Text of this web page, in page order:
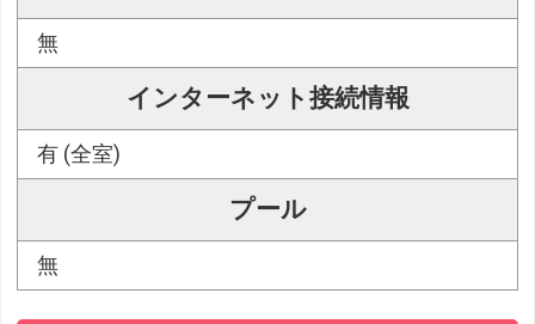
無
インターネット接続情報
有 (全室)
プール
無